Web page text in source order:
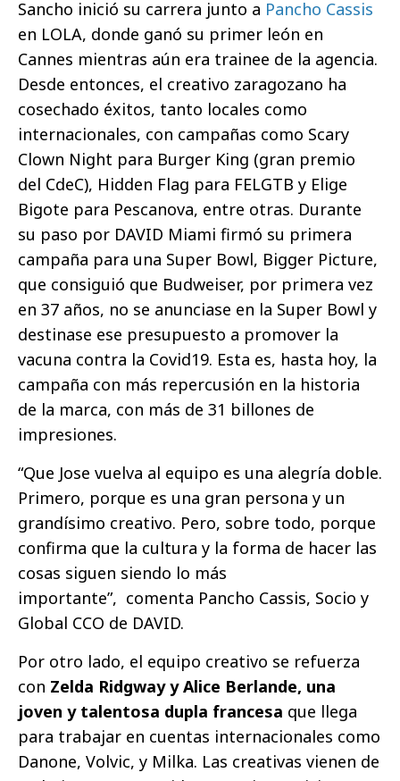
Sancho inició su carrera junto a Pancho Cassis
en LOLA, donde ganó su primer león en
Cannes mientras aún era trainee de la agencia.
Desde entonces, el creativo zaragozano ha
cosechado éxitos, tanto locales como
internacionales, con campañas como Scary
Clown Night para Burger King (gran premio
del CdeC), Hidden Flag para FELGTB y Elige
Bigote para Pescanova, entre otras. Durante
su paso por DAVID Miami firmó su primera
campaña para una Super Bowl, Bigger Picture,
que consiguió que Budweiser, por primera vez
en 37 años, no se anunciase en la Super Bowl y
destinase ese presupuesto a promover la
vacuna contra la Covid19. Esta es, hasta hoy, la
campaña con más repercusión en la historia
de la marca, con más de 31 billones de
impresiones.
“Que Jose vuelva al equipo es una alegría doble.
Primero, porque es una gran persona y un
grandísimo creativo. Pero, sobre todo, porque
confirma que la cultura y la forma de hacer las
cosas siguen siendo lo más
importante”, comenta Pancho Cassis, Socio y
Global CCO de DAVID.
Por otro lado, el equipo creativo se refuerza
con Zelda Ridgway y Alice Berlande, una
joven y talentosa dupla francesa que llega
para trabajar en cuentas internacionales como
Danone, Volvic, y Milka. Las creativas vienen de